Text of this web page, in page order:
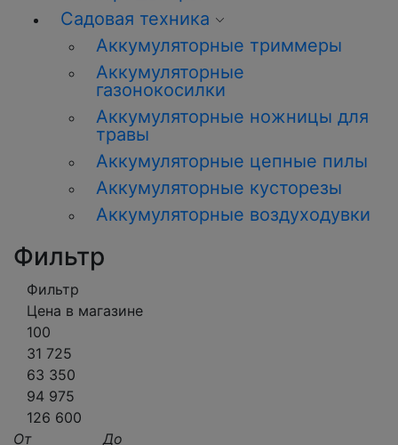
Садовая техника
Аккумуляторные триммеры
Аккумуляторные
газонокосилки
Аккумуляторные ножницы для
травы
Аккумуляторные цепные пилы
Аккумуляторные кусторезы
Аккумуляторные воздуходувки
Фильтр
Фильтр
Цена в магазине
100
31 725
63 350
94 975
126 600
От
До